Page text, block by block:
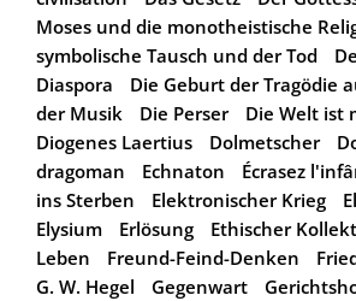
Moses und die monotheistische
symbolische Tausch und der Tod
Diaspora
Die Geburt der Tragödie
der Musik
Die Perser
Die Welt ist
Diogenes Laertius
Dolmetscher
dragoman
Echnaton Écrasez
ins Sterben
Elektronischer Krieg
Elysium
Erlösung Ethischer
Leben
Freund-Feind-Denken
G. W. Hegel
Gegenwart